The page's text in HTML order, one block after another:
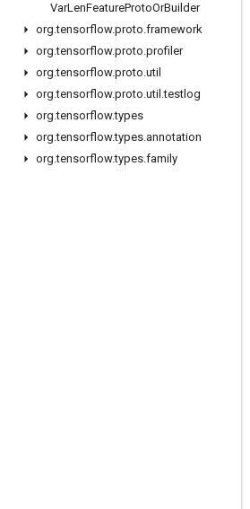
VarLenFeatureProtoOrBuilder
org.tensorflow.proto.framework
org.tensorflow.proto.profiler
org.tensorflow.proto.util
org.tensorflow.proto.util .testlog
org.tensorflow.types
org.tensorflow.types.annotation
org.tensorflow.types.family